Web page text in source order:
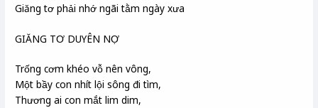
Giăng tơ phải nhớ ngãi tằm ngày xưa
GIĂNG TƠ DUYÊN NỢ
Trống cơm khéo vỗ nên vông,
Một bầy con nhít lội sông đi tìm,
Thương ai con mắt lim dim,